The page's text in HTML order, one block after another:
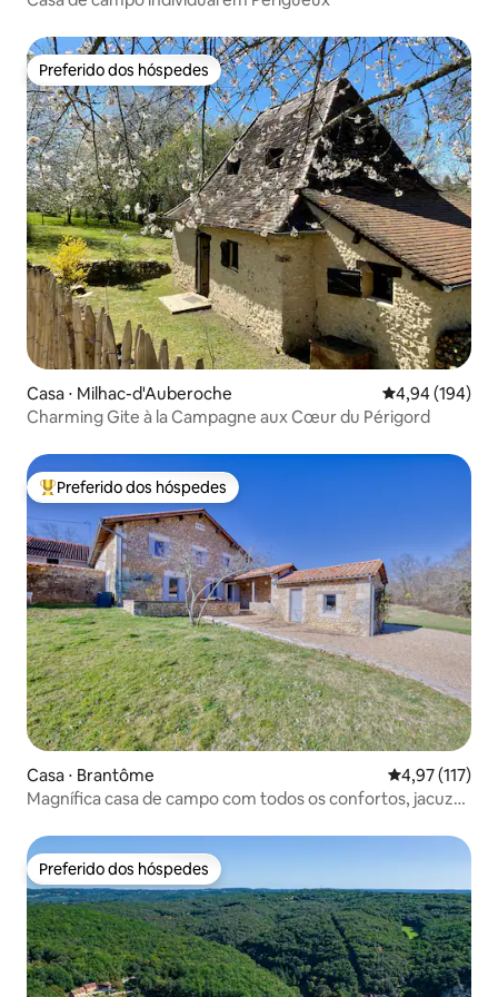
Preferido dos hóspedes
Preferido dos hóspedes
Casa ⋅ Milhac-d'Auberoche 4,94 de uma
4,94 (194)
Charming Gite à la Campagne aux Cœur du Périgord
Entre os melhores preferidos dos hóspedes
Preferido dos hóspedes
Casa ⋅ Brantôme 4,97 de uma
4,97 (117)
Magnífica casa de campo com todos os confortos, jacuzzi,
Preferido dos hóspedes
Preferido dos hóspedes